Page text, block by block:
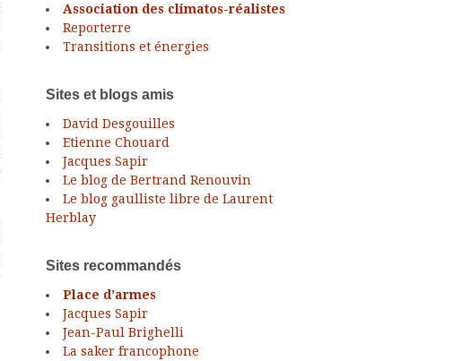
Association des climatos-réalistes
Reporterre
Transitions et énergies
Sites et blogs amis
David Desgouilles
Etienne Chouard
Jacques Sapir
Le blog de Bertrand Renouvin
Le blog gaulliste libre de Laurent
Herblay
Sites recommandés
Place d’armes
Jacques Sapir
Jean-Paul Brighelli
La saker francophone